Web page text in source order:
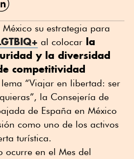
su estrategia para
al colocar la
y la diversidad
competitividad
“Viajar en libertad: ser
la Consejería de
de España en México
como uno de los activos
turística.
ocurre en el Mes del